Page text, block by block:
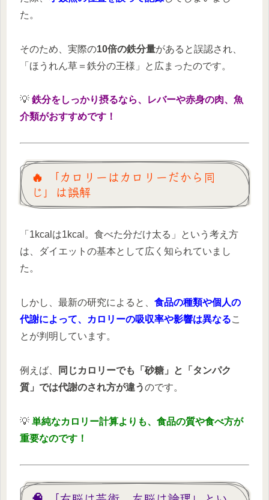
た。
そのため、実際の10倍の鉄分量があると誤認され、
「ほうれん草＝鉄分の王様」と広まったのです。
💡 鉄分をしっかり摂るなら、レバーや赤身の肉、魚
介類がおすすめです！
🔥 「カロリーはカロリーだから同
じ」は誤解
「1kcalは1kcal。食べた分だけ太る」という考え方
は、ダイエットの基本として広く知られていまし
た。
しかし、最新の研究によると、 食品の種類や個人の
代謝によって、カロリーの吸収率や影響は異なるこ
とが判明しています。
例えば、
同じカロリーでも「砂糖」と「タンパク
質」では代謝のされ方が違うのです。
💡 単純なカロリー計算よりも、食品の質や食べ方が
重要なのです！